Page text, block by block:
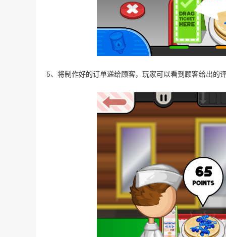
5、将制作好的订单递给顾客，玩家可以看到顾客给出的